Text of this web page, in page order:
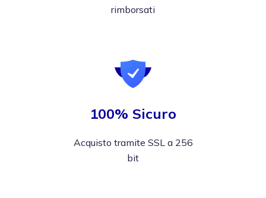
rimborsati
100% Sicuro
Acquisto tramite SSL a 256
bit